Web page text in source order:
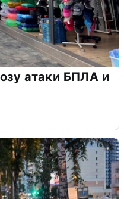
атаки БПЛА и